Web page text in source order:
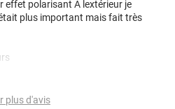
effet polarisant A lextérieur je
plus important mais fait très
plus d'avis